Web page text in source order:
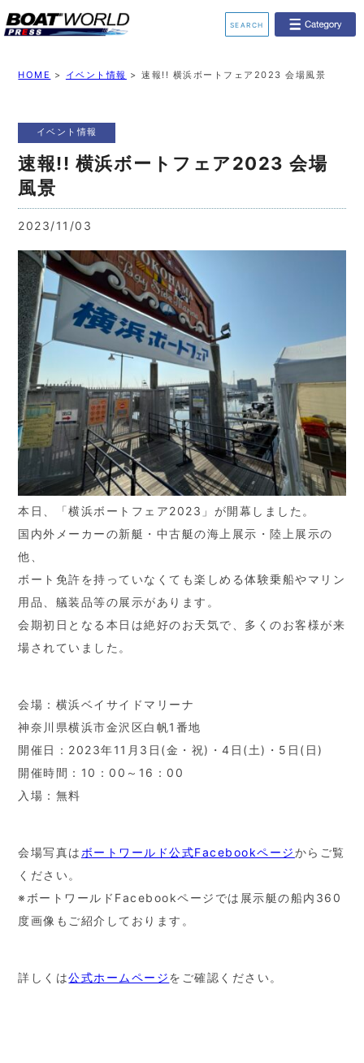
SEARCH
業界ニュース イベント情報
ジェットスキー 釣果情報
動画チャンネル
HOME > イベント情報 > 速報!! 横浜ボートフェア2023 会場風景
イベント情報
速報!! 横浜ボートフェア2023 会場
風景
2023/11/03
本日、「横浜ボートフェア2023」が開幕しました。
国内外メーカーの新艇・中古艇の海上展示・陸上展示の
他、
ボート免許を持っていなくても楽しめる体験乗船やマリン
用品、艤装品等の展示があります。
会期初日となる本日は絶好のお天気で、多くのお客様が来
場されていました。
会場：横浜ベイサイドマリーナ
神奈川県横浜市金沢区白帆1番地
開催日：2023年11月3日(金・祝)・4日(土)・5日(日)
開催時間：10：00～16：00
入場：無料
会場写真は ボートワールド公式Facebookページからご覧
ください。
※ボートワールドFacebookページでは展示艇の船内360
度画像もご紹介しております。
詳しくは公式ホームページをご確認ください。